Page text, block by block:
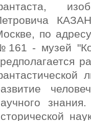
по
- музей